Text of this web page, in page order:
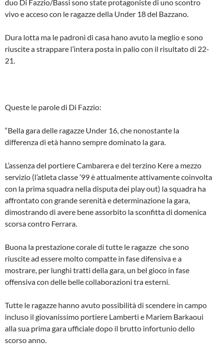
duo Di Fazzio/Bassi sono state protagoniste di uno scontro
vivo e acceso con le ragazze della Under 18 del Bazzano.
Dura lotta ma le padroni di casa hano avuto la meglio e sono
riuscite a strappare l’intera posta in palio con il risultato di 22-
21.
Queste le parole di Di Fazzio:
“Bella gara delle ragazze Under 16, che nonostante la
differenza di età hanno sempre dominato la gara.
L’assenza del portiere Cambarera e del terzino Kere a mezzo
servizio (l’atleta classe ’99 è attualmente attivamente coinvolta
con la prima squadra nella disputa dei play out) la squadra ha
affrontato con grande serenità e determinazione la gara,
dimostrando di avere bene assorbito la sconfitta di domenica
scorsa contro Ferrara.
Buona la prestazione corale di tutte le ragazze che sono
riuscite ad essere molto compatte in fase difensiva e a
mostrare, per lunghi tratti della gara, un bel gioco in fase
offensiva con delle belle collaborazioni tra esterni.
Tutte le ragazze hanno avuto possibilità di scendere in campo
incluso il giovanissimo portiere Lamberti e Mariem Barkaoui
alla sua prima gara ufficiale dopo il brutto infortunio dello
scorso anno.